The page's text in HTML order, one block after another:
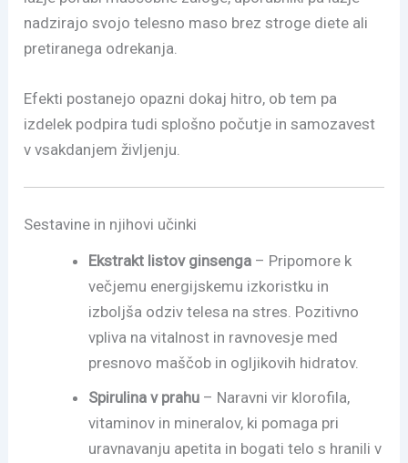
nadzirajo svojo telesno maso brez stroge diete ali
pretiranega odrekanja.
Efekti postanejo opazni dokaj hitro, ob tem pa
izdelek podpira tudi splošno počutje in samozavest
v vsakdanjem življenju.
Sestavine in njihovi učinki
Ekstrakt listov ginsenga – Pripomore k
večjemu energijskemu izkoristku in
izboljša odziv telesa na stres. Pozitivno
vpliva na vitalnost in ravnovesje med
presnovo maščob in ogljikovih hidratov.
Spirulina v prahu – Naravni vir klorofila,
vitaminov in mineralov, ki pomaga pri
uravnavanju apetita in bogati telo s hranili v